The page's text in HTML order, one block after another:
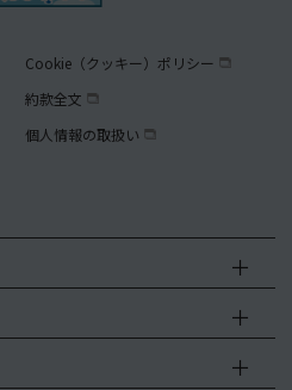
Cookie（クッキー）ポリシー
約款全文
個人情報の取扱い